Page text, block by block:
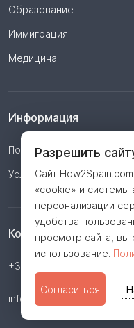
Образование
Иммиграция
Медицина
Информация
Политика
Условия
Контакты
+34 623 362 806
info@how2spain.com
Разрешить
Сайт
«cookie» и системы
персонализации
удобства
просмотр сайта, вы
использование.
Согласиться